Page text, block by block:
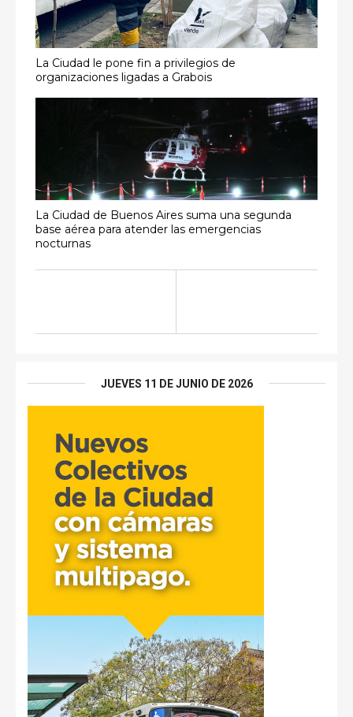
La Ciudad le pone fin a privilegios de
organizaciones ligadas a Grabois
La Ciudad de Buenos Aires suma una segunda
base aérea para atender las emergencias
nocturnas
JUEVES 11 DE JUNIO DE 2026